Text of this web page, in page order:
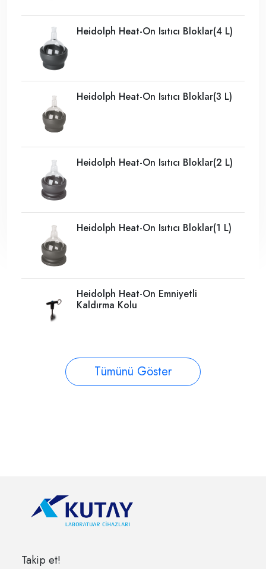
Heidolph Heat-On Isıtıcı Bloklar(4 L)
Heidolph Heat-On Isıtıcı Bloklar(3 L)
Heidolph Heat-On Isıtıcı Bloklar(2 L)
Heidolph Heat-On Isıtıcı Bloklar(1 L)
Heidolph Heat-On Emniyetli
Kaldırma Kolu
Tümünü Göster
Takip et!